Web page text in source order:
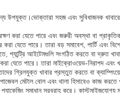
জন্য উপযুক্ত।ভোক্তারা সহজ এবং সুবিধাজনক
করা যেতে পারে এবং জরুরী অবস্থা বা
যেতে পারে। তারা বড় সমাবেশ, পার্টি এবং
প্যান্ট্রি আইটেমগুলি সংগঠিত করতে বা দ্রুত
যেতে পারে। তারা মাইক্রোওয়েভ-নিরাপদ এবং
গ্রিলযুক্ত খাবার প্রস্তুত করতে বা
মেটাল বোল এবং থালা হিসাবেও কাজ
সমাধান সরবরাহ করে। কাস্টমাইজযোগ্য